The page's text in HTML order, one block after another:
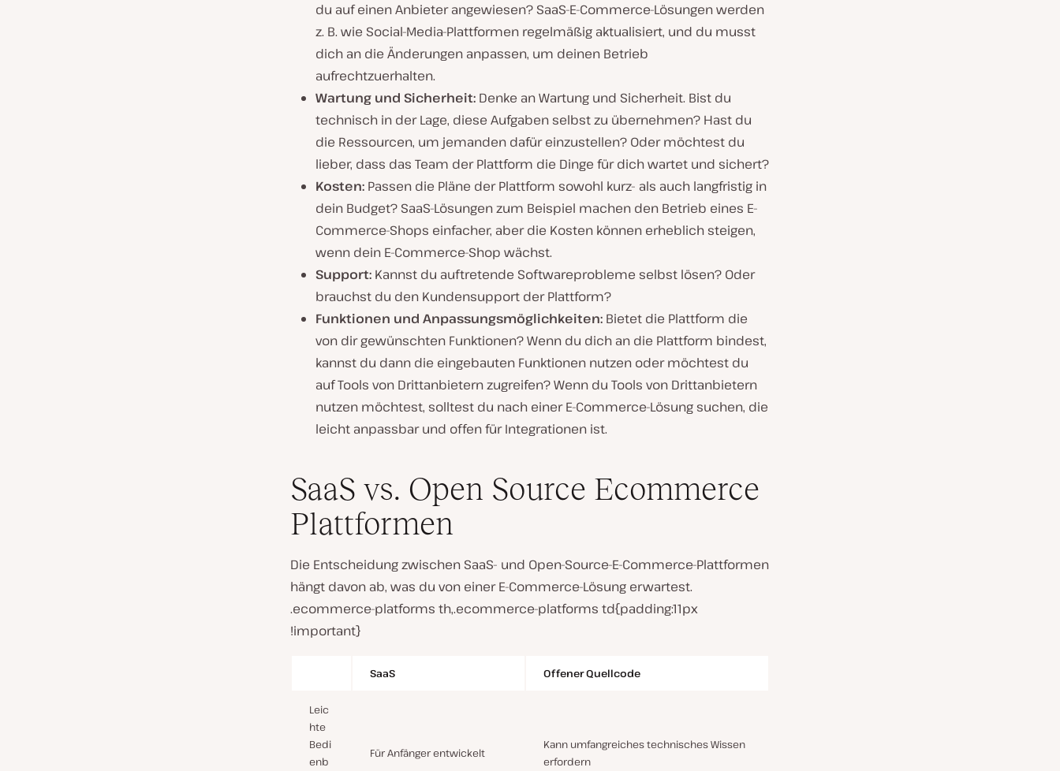
du auf einen Anbieter angewiesen? SaaS-E-Commerce-Lösungen werden
z. B. wie Social-Media-Plattformen regelmäßig aktualisiert, und du musst
dich an die Änderungen anpassen, um deinen Betrieb
aufrechtzuerhalten.
Wartung und Sicherheit: Denke an Wartung und Sicherheit. Bist du
technisch in der Lage, diese Aufgaben selbst zu übernehmen? Hast du
die Ressourcen, um jemanden dafür einzustellen? Oder möchtest du
lieber, dass das Team der Plattform die Dinge für dich wartet und sichert?
Kosten: Passen die Pläne der Plattform sowohl kurz- als auch langfristig in
dein Budget? SaaS-Lösungen zum Beispiel machen den Betrieb eines E-
Commerce-Shops einfacher, aber die Kosten können erheblich steigen,
wenn dein E-Commerce-Shop wächst.
Support: Kannst du auftretende Softwareprobleme selbst lösen? Oder
brauchst du den Kundensupport der Plattform?
Funktionen und Anpassungsmöglichkeiten: Bietet die Plattform die
von dir gewünschten Funktionen? Wenn du dich an die Plattform bindest,
kannst du dann die eingebauten Funktionen nutzen oder möchtest du
auf Tools von Drittanbietern zugreifen? Wenn du Tools von Drittanbietern
nutzen möchtest, solltest du nach einer E-Commerce-Lösung suchen, die
leicht anpassbar und offen für Integrationen ist.
SaaS vs. Open Source Ecommerce
Plattformen
Die Entscheidung zwischen SaaS- und Open-Source-E-Commerce-Plattformen
hängt davon ab, was du von einer E-Commerce-Lösung erwartest.
.ecommerce-platforms th,.ecommerce-platforms td{padding:11px
!important}
SaaS Offener Quellcode
Leic
hte
Bedi
enb
Für Anfänger entwickelt
Kann umfangreiches technisches Wissen
erfordern